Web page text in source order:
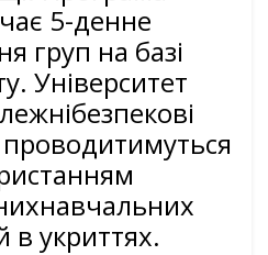
5-денне
груп на базі
Університет
в укриттях.